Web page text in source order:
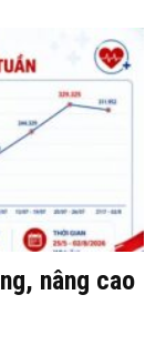
nâng cao